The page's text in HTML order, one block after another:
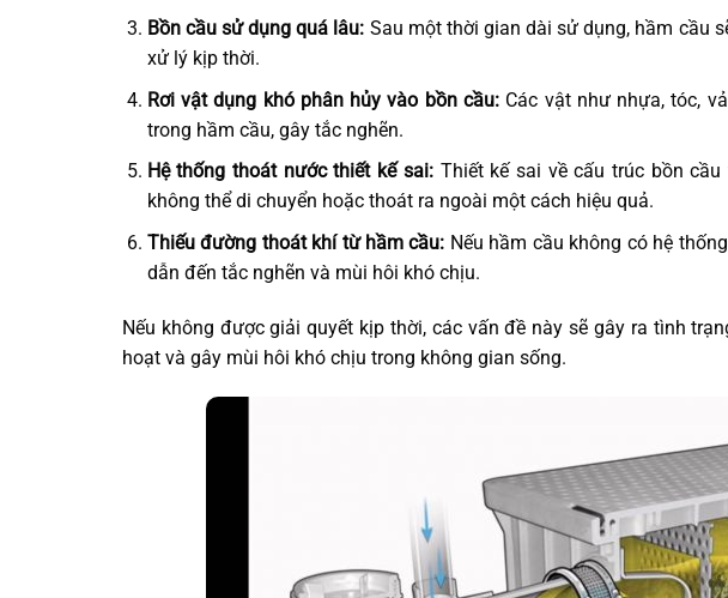
Bồn cầu sử dụng quá lâu: Sau một thời gian dài sử dụng, hầm cầu
xử lý kịp thời.
Rơi vật dụng khó phân hủy vào bồn cầu:Các vật như nhựa, tóc,
trong hầm cầu, gây tắc nghẽn.
Hệ thống thoát nước thiết kế sai:Thiết kế sai về cấu trúc bồn
không thể di chuyển hoặc thoát ra ngoài một cách hiệu quả.
Thiếu đường thoát khí từ hầm cầu: Nếu hầm cầu không có hệ
dẫn đến tắc nghẽn và mùi hôi khó chịu.
Nếu không được giải quyết kịp thời, các vấn đề này sẽ gây ra tình
hoạt và gây mùi hôi khó chịu trong không gian sống.